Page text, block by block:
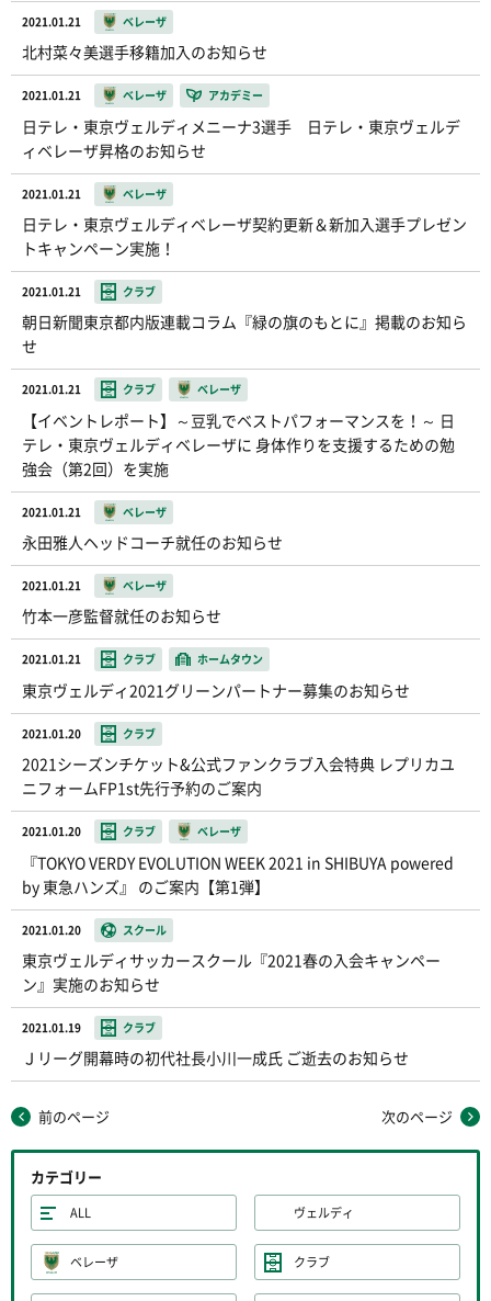
2021.01.21 ベレーザ
北村菜々美選手移籍加入のお知らせ
2021.01.21 ベレーザ アカデミー
日テレ・東京ヴェルディメニーナ3選手 日テレ・東京ヴェルデ
ィベレーザ昇格のお知らせ
2021.01.21 ベレーザ
日テレ・東京ヴェルディベレーザ契約更新＆新加入選手プレゼン
トキャンペーン実施！
2021.01.21 クラブ
朝日新聞東京都内版連載コラム『緑の旗のもとに』掲載のお知ら
せ
2021.01.21 クラブ ベレーザ
【イベントレポート】～豆乳でベストパフォーマンスを！～ 日
テレ・東京ヴェルディベレーザに 身体作りを支援するための勉
強会（第2回）を実施
2021.01.21 ベレーザ
永田雅人ヘッドコーチ就任のお知らせ
2021.01.21 ベレーザ
竹本一彦監督就任のお知らせ
2021.01.21 クラブ ホームタウン
東京ヴェルディ2021グリーンパートナー募集のお知らせ
2021.01.20 クラブ
2021シーズンチケット&公式ファンクラブ入会特典 レプリカユ
ニフォームFP1st先行予約のご案内
2021.01.20 クラブ ベレーザ
『TOKYO VERDY EVOLUTION WEEK 2021 in SHIBUYA powered
by 東急ハンズ』 のご案内【第1弾】
2021.01.20 スクール
東京ヴェルディサッカースクール『2021春の入会キャンペー
ン』実施のお知らせ
2021.01.19 クラブ
Ｊリーグ開幕時の初代社長小川一成氏 ご逝去のお知らせ
前のページ 次のページ
カテゴリー
ALL ヴェルディ
ベレーザ クラブ